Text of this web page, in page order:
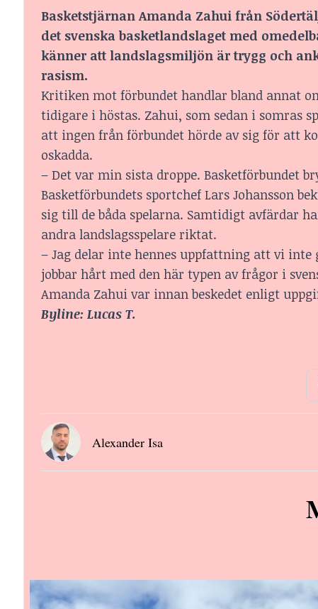
Basketstjärnan Amanda Zahui från
det svenska basketlandslaget med
känner att landslagsmiljön är trygg och
rasism.
Kritiken mot förbundet handlar bland annat
tidigare i höstas. Zahui, som sedan i somras
att ingen från förbundet hörde av sig för att
oskadda.
– Det var min sista droppe. Basketförbundet
Basketförbundets sportchef Lars Johansson
sig till de båda spelarna. Samtidigt avfärdar
andra landslagsspelare riktat.
– Jag delar inte hennes uppfattning att vi
jobbar hårt med den här typen av frågor i
Amanda Zahui var innan beskedet enligt
Byline: Lucas T.
Alexander Isa